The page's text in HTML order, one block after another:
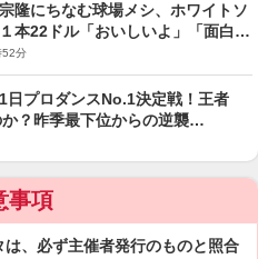
隆にちなむ球場メシ、ホワイトソ
本22ドル「おいしいよ」「面白そ
分
日プロダンスNo.1決定戦！王者
？昨季最下位からの逆襲
も参戦。無料配信でも楽しめ
事項
、必ず主催者発行のものと照合